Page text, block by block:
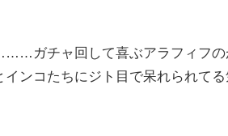
チャ回して喜ぶアラフィフの
インコたちにジト目で呆れられて